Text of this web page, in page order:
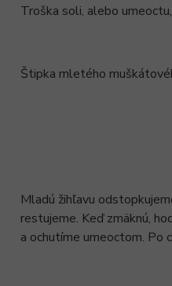
Troška soli, alebo
Štipka mletého
Mladú žihľavu
restujeme. Keď zmäknú,
a ochutíme umeoctom. Po